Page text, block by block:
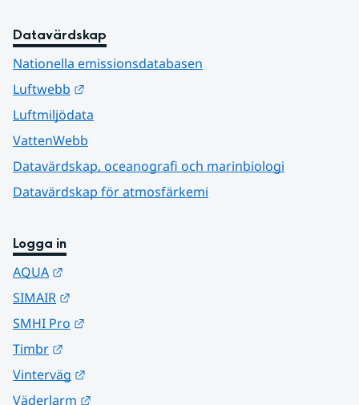
Datavärdskap
Nationella emissionsdatabasen
Luftwebb
Luftmiljödata
VattenWebb
Datavärdskap, oceanografi och marinbiologi
Datavärdskap för atmosfärkemi
Logga in
AQUA
SIMAIR
SMHI Pro
Timbr
Vinterväg
Väderlarm